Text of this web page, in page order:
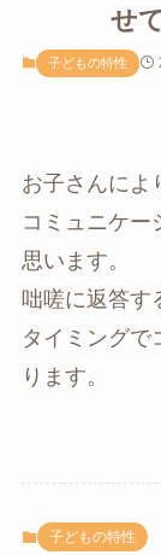
せ
子どもの特性
お子さんによ
コミュニケー
思います。
咄嗟に返答す
タイミングで
ります。
子どもの特性